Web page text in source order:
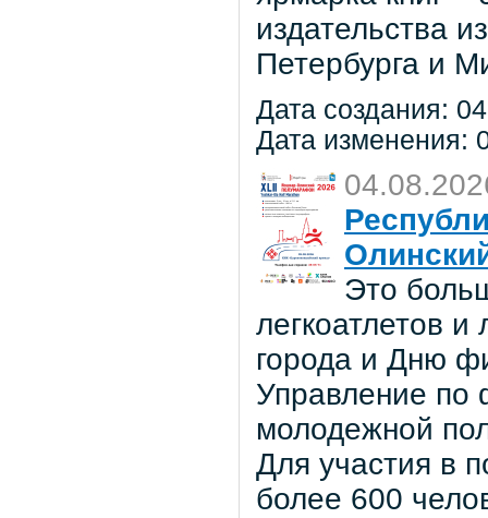
издательства
Петербурга и
Дата создания:
Дата изменения:
Это
легкоатлетов
города и Дню
Управление по
молодежной
Для участия в
более 600